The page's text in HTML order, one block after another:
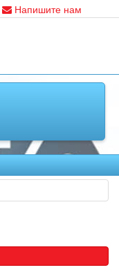
Напишите нам